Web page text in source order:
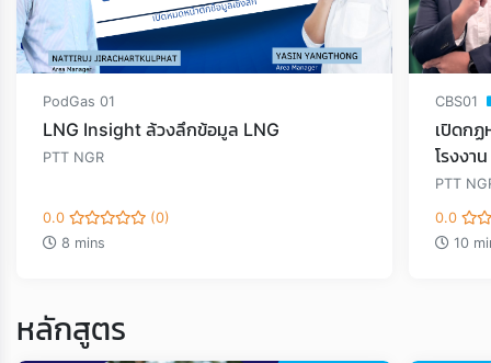
PodGas 01
LNG Insight ล้วงลึกข้อมูล LNG
PTT NGR
0.0
(0)
8 mins
CBS01
เปิดกฏ
โรงงาน
PTT
0.0
10
หลักสูตร